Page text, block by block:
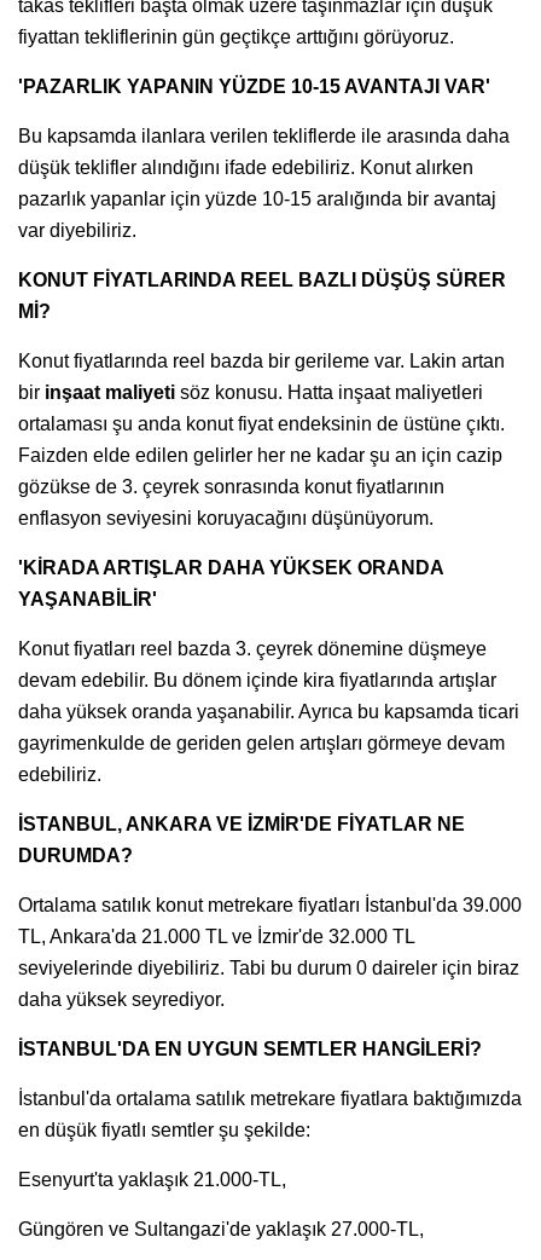
takas teklifleri başta olmak üzere taşınmazlar için düşük
fiyattan tekliflerinin gün geçtikçe arttığını görüyoruz.
'PAZARLIK YAPANIN YÜZDE 10-15 AVANTAJI VAR'
Bu kapsamda ilanlara verilen tekliflerde ile arasında daha
düşük teklifler alındığını ifade edebiliriz. Konut alırken
pazarlık yapanlar için yüzde 10-15 aralığında bir avantaj
var diyebiliriz.
KONUT FİYATLARINDA REEL BAZLI DÜŞÜŞ SÜRER
Mİ?
Konut fiyatlarında reel bazda bir gerileme var. Lakin artan
bir inşaat maliyeti söz konusu. Hatta inşaat maliyetleri
ortalaması şu anda konut fiyat endeksinin de üstüne çıktı.
Faizden elde edilen gelirler her ne kadar şu an için cazip
gözükse de 3. çeyrek sonrasında konut fiyatlarının
enflasyon seviyesini koruyacağını düşünüyorum.
'KİRADA ARTIŞLAR DAHA YÜKSEK ORANDA
YAŞANABİLİR'
Konut fiyatları reel bazda 3. çeyrek dönemine düşmeye
devam edebilir. Bu dönem içinde kira fiyatlarında artışlar
daha yüksek oranda yaşanabilir. Ayrıca bu kapsamda ticari
gayrimenkulde de geriden gelen artışları görmeye devam
edebiliriz.
İSTANBUL, ANKARA VE İZMİR'DE FİYATLAR NE
DURUMDA?
Ortalama satılık konut metrekare fiyatları İstanbul'da 39.000
TL, Ankara'da 21.000 TL ve İzmir'de 32.000 TL
seviyelerinde diyebiliriz. Tabi bu durum 0 daireler için biraz
daha yüksek seyrediyor.
İSTANBUL'DA EN UYGUN SEMTLER HANGİLERİ?
İstanbul'da ortalama satılık metrekare fiyatlara baktığımızda
en düşük fiyatlı semtler şu şekilde:
Esenyurt'ta yaklaşık 21.000-TL,
Güngören ve Sultangazi'de yaklaşık 27.000-TL,